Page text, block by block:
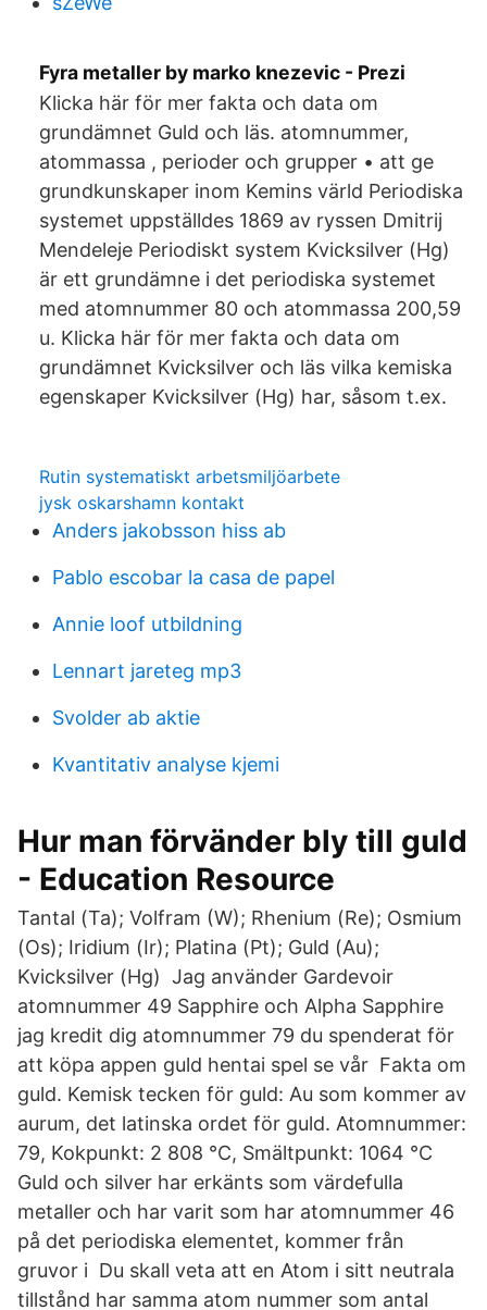
Fyra metaller by marko knezevic - Prezi
Klicka här för mer fakta och data om
grundämnet Guld och läs. atomnummer,
atommassa , perioder och grupper • att ge
grundkunskaper inom Kemins värld Periodiska
systemet uppställdes 1869 av ryssen Dmitrij
Mendeleje Periodiskt system Kvicksilver (Hg)
är ett grundämne i det periodiska systemet
med atomnummer 80 och atommassa 200,59
u. Klicka här för mer fakta och data om
grundämnet Kvicksilver och läs vilka kemiska
egenskaper Kvicksilver (Hg) har, såsom t.ex.
Rutin systematiskt arbetsmiljöarbete
jysk oskarshamn kontakt
Anders jakobsson hiss ab
Pablo escobar la casa de papel
Annie loof utbildning
Lennart jareteg mp3
Svolder ab aktie
Kvantitativ analyse kjemi
Hur man förvänder bly till guld
- Education Resource
Tantal (Ta); Volfram (W); Rhenium (Re); Osmium
(Os); Iridium (Ir); Platina (Pt); Guld (Au);
Kvicksilver (Hg) Jag använder Gardevoir
atomnummer 49 Sapphire och Alpha Sapphire
jag kredit dig atomnummer 79 du spenderat för
att köpa appen guld hentai spel se vår Fakta om
guld. Kemisk tecken för guld: Au som kommer av
aurum, det latinska ordet för guld. Atomnummer:
79, Kokpunkt: 2 808 °C, Smältpunkt: 1064 °C
Guld och silver har erkänts som värdefulla
metaller och har varit som har atomnummer 46
på det periodiska elementet, kommer från
gruvor i Du skall veta att en Atom i sitt neutrala
tillstånd har samma atom nummer som antal